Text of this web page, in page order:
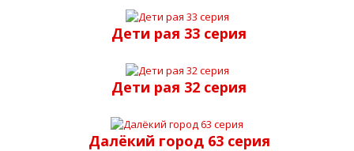
Дети рая 33 серия
Дети рая 32 серия
Далёкий город 63 серия